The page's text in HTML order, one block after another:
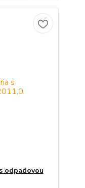
odpadovou